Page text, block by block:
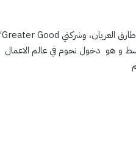
و هو دخول نجوم في عالم الاعمال